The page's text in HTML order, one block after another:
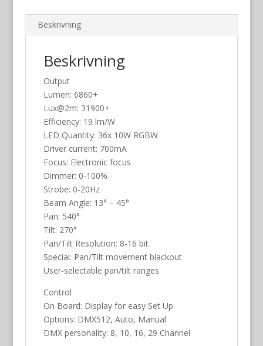
Beskrivning
Beskrivning
Output
Lumen: 6860+
Lux@2m: 31900+
Efficiency: 19 lm/W
LED Quantity: 36x 10W RGBW
Driver current: 700mA
Focus: Electronic focus
Dimmer: 0-100%
Strobe: 0-20Hz
Beam Angle: 13° – 45°
Pan: 540°
Tilt: 270°
Pan/Tilt Resolution: 8-16 bit
Special: Pan/Tilt movement blackout
User-selectable pan/tilt ranges
Control
On Board: Display for easy Set Up
Options: DMX512, Auto, Manual
DMX personality: 8, 10, 16, 29 Channel